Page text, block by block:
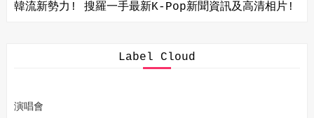
韓流新勢力! 搜羅一手最新K-Pop新聞資訊及高清相片!
Label Cloud
演唱會